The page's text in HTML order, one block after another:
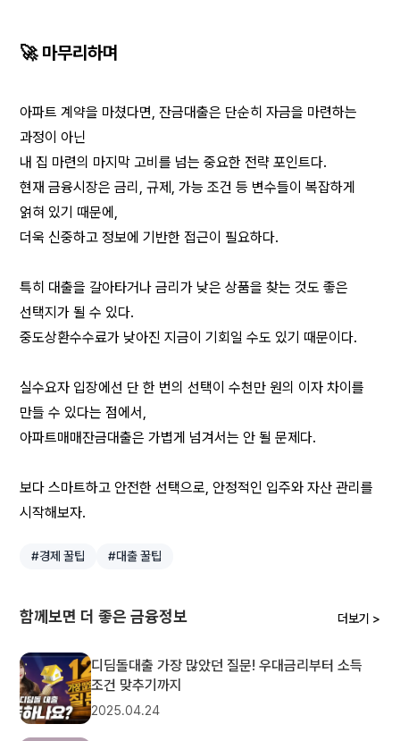
🚀 마무리하며
아파트 계약을 마쳤다면, 잔금대출은 단순히 자금을 마련하는
과정이 아닌
내 집 마련의 마지막 고비를 넘는 중요한 전략 포인트다.
현재 금융시장은 금리, 규제, 가능 조건 등 변수들이 복잡하게
얽혀 있기 때문에,
더욱 신중하고 정보에 기반한 접근이 필요하다.
특히 대출을 갈아타거나 금리가 낮은 상품을 찾는 것도 좋은
선택지가 될 수 있다.
중도상환수수료가 낮아진 지금이 기회일 수도 있기 때문이다.
실수요자 입장에선 단 한 번의 선택이 수천만 원의 이자 차이를
만들 수 있다는 점에서,
아파트매매잔금대출은 가볍게 넘겨서는 안 될 문제다.
보다 스마트하고 안전한 선택으로, 안정적인 입주와 자산 관리를
시작해보자.
#경제 꿀팁 #대출 꿀팁
함께보면 더 좋은 금융정보 더보기 >
디딤돌대출 가장 많았던 질문! 우대금리부터 소득
조건 맞추기까지
2025.04.24